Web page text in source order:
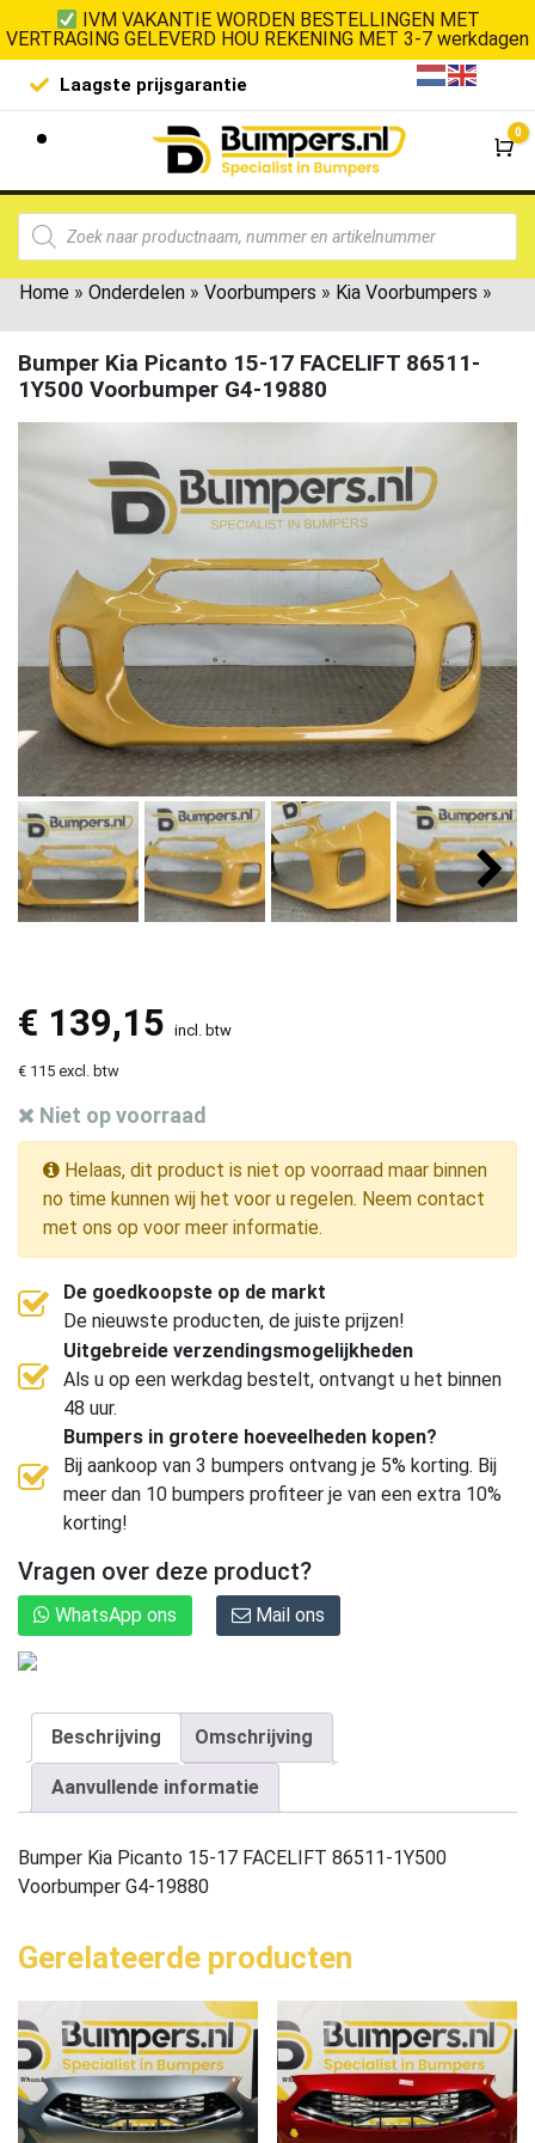
IVM VAKANTIE WORDEN BESTELLINGEN MET
VERTRAGING GELEVERD HOU REKENING MET 3-7 werkdagen
Laagste prijsgarantie De
0
Home » Onderdelen » Voorbumpers » Kia Voorbumpers »
Bumper Kia Picanto 15-17 FACELIFT 86511-
1Y500 Voorbumper G4-19880
€ 139,15 incl. btw
€ 115 excl. btw
Niet op voorraad
Helaas, dit product is niet op voorraad maar binnen
no time kunnen wij het voor u regelen. Neem contact
met ons op voor meer informatie.
De goedkoopste op de markt
De nieuwste producten, de juiste prijzen!
Uitgebreide verzendingsmogelijkheden
Als u op een werkdag bestelt, ontvangt u het binnen
48 uur.
Bumpers in grotere hoeveelheden kopen?
Bij aankoop van 3 bumpers ontvang je 5% korting. Bij
meer dan 10 bumpers profiteer je van een extra 10%
korting!
Vragen over deze product?
WhatsApp ons Mail ons
Beschrijving Omschrijving
Aanvullende informatie
Bumper Kia Picanto 15-17 FACELIFT 86511-1Y500
Voorbumper G4-19880
Gerelateerde producten